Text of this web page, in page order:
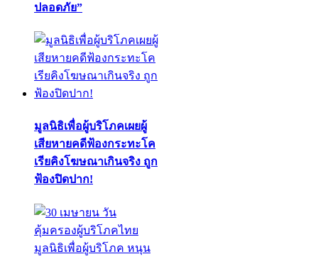
ปลอดภัย”
มูลนิธิเพื่อผู้บริโภคเผยผู้
เสียหายคดีฟ้องกระทะโค
เรียคิงโฆษณาเกินจริง ถูก
ฟ้องปิดปาก!